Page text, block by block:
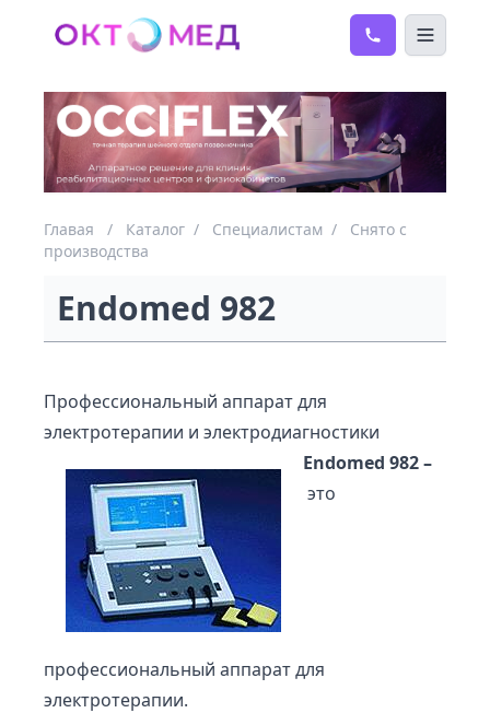
Главая / Каталог / Специалистам /
Снято с
производства
Endomed 982
Профессиональный аппарат для
электротерапии и электродиагностики
Endomed 982 –
это
профессиональный аппарат для
электротерапии.